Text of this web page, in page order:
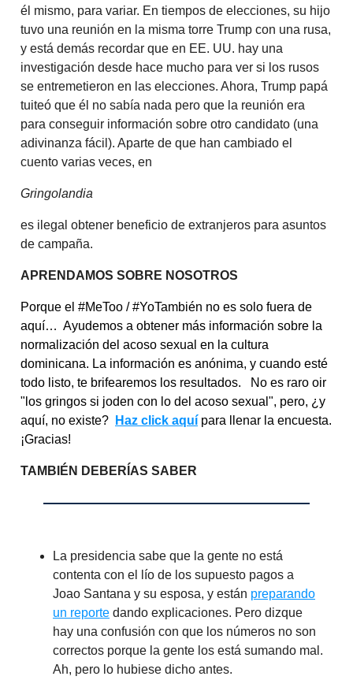
él mismo, para variar. En tiempos de elecciones, su hijo
tuvo una reunión en la misma torre Trump con una rusa,
y está demás recordar que en EE. UU. hay una
investigación desde hace mucho para ver si los rusos
se entremetieron en las elecciones. Ahora, Trump papá
tuiteó que él no sabía nada pero que la reunión era
para conseguir información sobre otro candidato (una
adivinanza fácil). Aparte de que han cambiado el
cuento varias veces, en
Gringolandia
es ilegal obtener beneficio de extranjeros para asuntos
de campaña.
APRENDAMOS SOBRE NOSOTROS
Porque el #MeToo / #YoTambién no es solo fuera de
aquí… Ayudemos a obtener más información sobre la
normalización del acoso sexual en la cultura
dominicana. La información es anónima, y cuando esté
todo listo, te brifearemos los resultados.
No es raro oir
"los gringos si joden con lo del acoso sexual", pero, ¿y
aquí, no existe?
Haz click aquí para llenar la encuesta.
¡Gracias!
TAMBIÉN DEBERÍAS SABER
La presidencia sabe que la gente no está
contenta con el lío de los supuesto pagos a
Joao Santana y su esposa, y están preparando
un reporte dando explicaciones. Pero dizque
hay una confusión con que los números no son
correctos porque la gente los está sumando mal.
Ah, pero lo hubiese dicho antes.